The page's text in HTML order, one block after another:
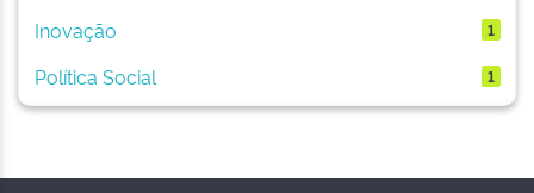
Inovação 1
Política Social 1